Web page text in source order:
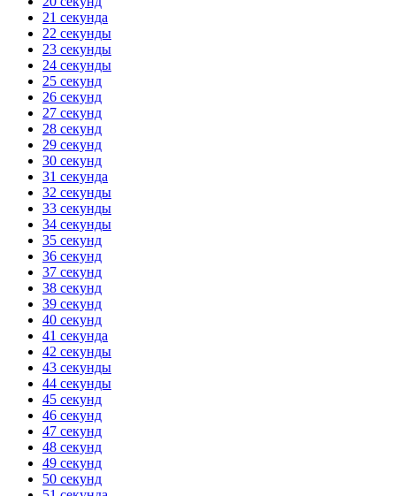
21 секунда
22 секунды
23 секунды
24 секунды
25 секунд
26 секунд
27 секунд
28 секунд
29 секунд
30 секунд
31 секунда
32 секунды
33 секунды
34 секунды
35 секунд
36 секунд
37 секунд
38 секунд
39 секунд
40 секунд
41 секунда
42 секунды
43 секунды
44 секунды
45 секунд
46 секунд
47 секунд
48 секунд
49 секунд
50 секунд